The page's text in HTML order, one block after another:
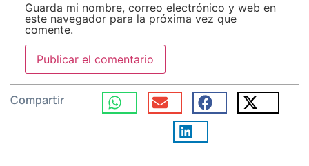
Guarda mi nombre, correo electrónico y web en
este navegador para la próxima vez que
comente.
Compartir